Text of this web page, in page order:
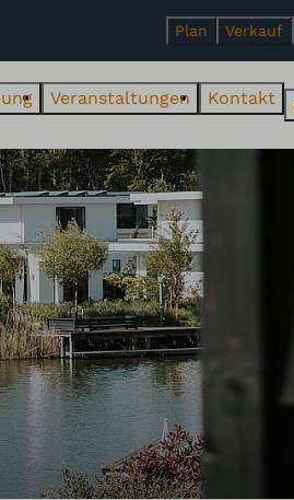
Plan Verkauf
Veranstaltungen Kontakt